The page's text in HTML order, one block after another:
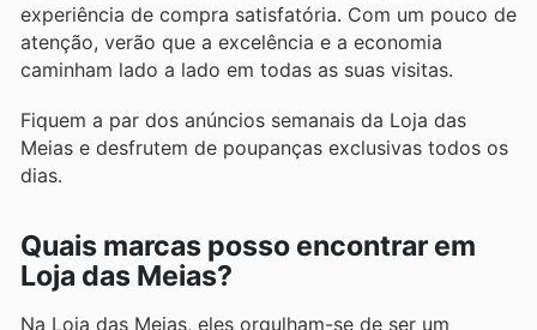
experiência de compra satisfatória. Com um pouco de
atenção, verão que a excelência e a economia
caminham lado a lado em todas as suas visitas.
Fiquem a par dos anúncios semanais da Loja das
Meias e desfrutem de poupanças exclusivas todos os
dias.
Quais marcas posso encontrar em
Loja das Meias?
Na Loja das Meias, eles orgulham-se de ser um